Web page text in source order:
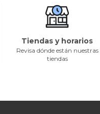
Tiendas y horarios
Revisa dónde están nuestras
tiendas